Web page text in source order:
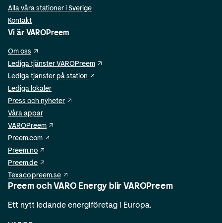
Alla våra stationer i Sverige
Kontakt
Vi är VAROPreem
Om oss
Lediga tjänster VAROPreem
Lediga tjänster på station
Lediga lokaler
Press och nyheter
Våra appar
VAROPreem
Preem.com
Preem.no
Preem.de
Texaco.preem.se
Preem och VARO Energy blir VAROPreem
Ett nytt ledande energiföretag i Europa.